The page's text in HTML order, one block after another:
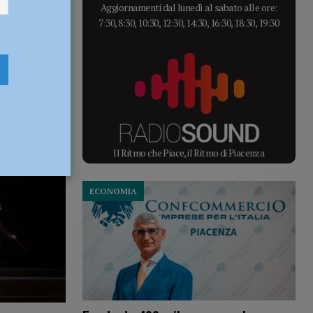
Aggiornamenti dal lunedì al sabato alle ore:
7:30, 8:30, 10:30, 12:30, 14:30, 16:30, 18:30, 19:30
Il Ritmo che Piace, il Ritmo di Piacenza
ECONOMIA